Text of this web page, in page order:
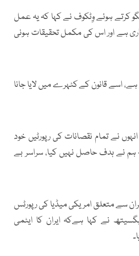
کرتے ہوئے وِٹکوف نے کہا کہ یہ عمل
ہے اور اس کی مکمل تحقیقات ہونی
اسے قانون کے کٹہرے میں لایا جانا
نے تمام نقصانات کی رپورٹیں خود
ہم نے ہدف حاصل نہیں کیا، سراسر بے
سے متعلق امریکی میڈیا کی رپورٹس
نے کہا ہےکہ ایران کا ایٹمی